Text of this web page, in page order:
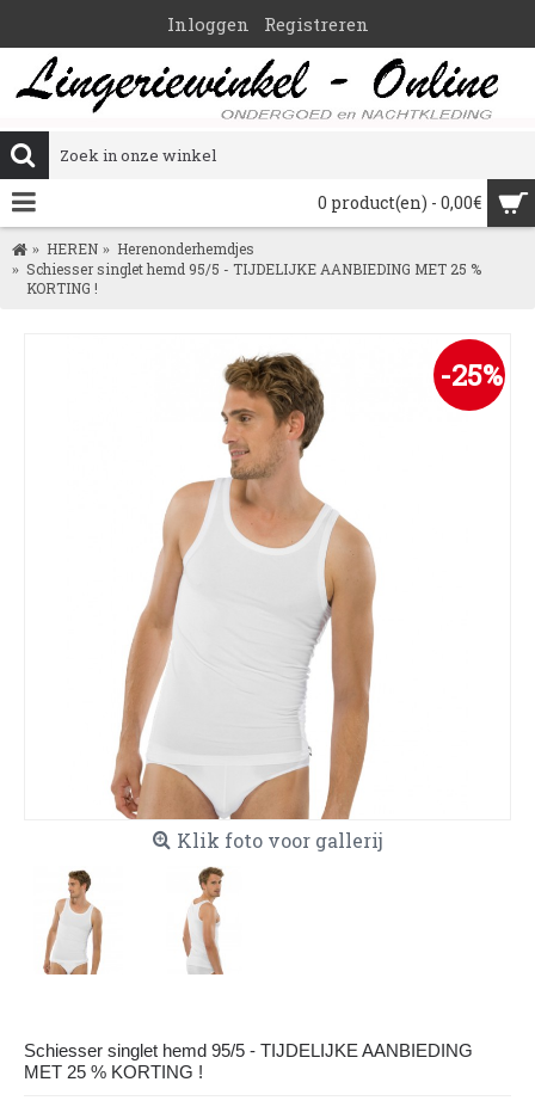
Inloggen Registreren
0 product(en) - 0,00€
HEREN
Herenonderhemdjes
Schiesser singlet hemd 95/5 - TIJDELIJKE AANBIEDING MET 25 %
KORTING !
-25%
Klik foto voor gallerij
Schiesser singlet hemd 95/5 - TIJDELIJKE AANBIEDING
MET 25 % KORTING !